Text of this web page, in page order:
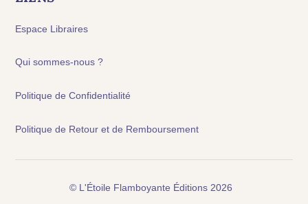
Espace Libraires
Qui sommes-nous ?
Politique de Confidentialité
Politique de Retour et de Remboursement
© L'Étoile Flamboyante Éditions2026